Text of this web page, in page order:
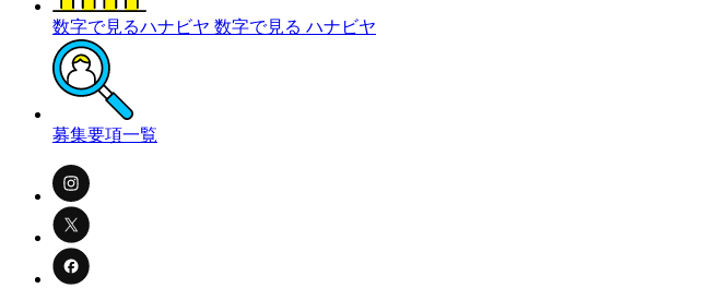
数字で見るハナビヤ 数字で見る ハナビヤ
募集要項一覧